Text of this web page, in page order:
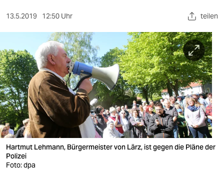
sport
berlin
nord
wahrheit
verlag
verlag
13.5.2019 12:50 Uhr teilen
Hartmut Lehmann, Bürgermeister von Lärz, ist gegen die Pläne der
Polizei
Foto: dpa